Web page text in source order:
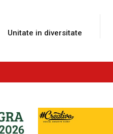
Unitate in diversitate